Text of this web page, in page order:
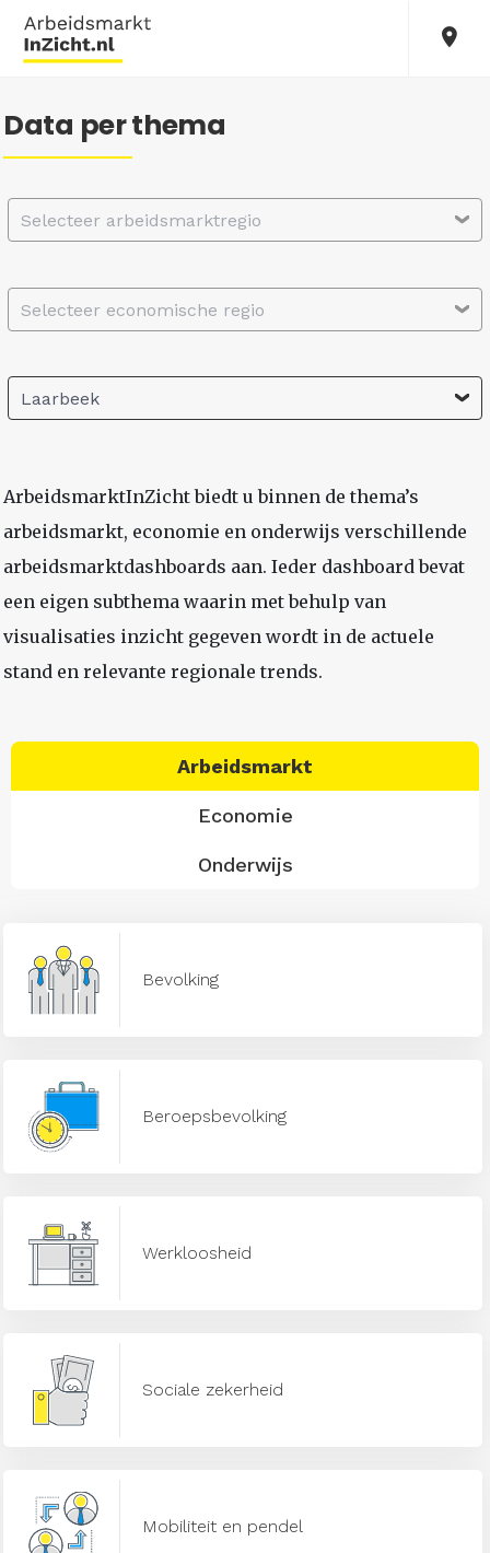
Data per thema
Selecteer arbeidsmarktregio
Selecteer economische regio
Laarbeek
ArbeidsmarktInZicht biedt u binnen de thema’s
arbeidsmarkt, economie en onderwijs verschillende
arbeidsmarktdashboards aan. Ieder dashboard bevat
een eigen subthema waarin met behulp van
visualisaties inzicht gegeven wordt in de actuele
stand en relevante regionale trends.
Arbeidsmarkt
Economie
Onderwijs
Bevolking
Beroepsbevolking
Werkloosheid
Sociale zekerheid
Mobiliteit en pendel